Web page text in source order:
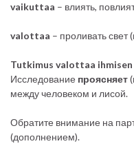
vaikuttaa – влиять,
valottaa – проливать свет
Tutkimus valottaa
Исследование проясняет
между человеком и лисой.
Обратите внимание на
(дополнением).